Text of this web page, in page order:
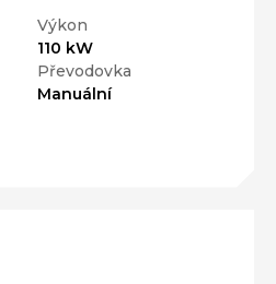
Výkon
110 kW
Převodovka
Manuální